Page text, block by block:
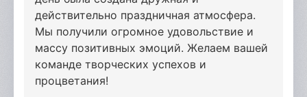
действительно праздничная атмосфера.
Мы получили огромное удовольствие и
массу позитивных эмоций. Желаем вашей
команде творческих успехов и
процветания!